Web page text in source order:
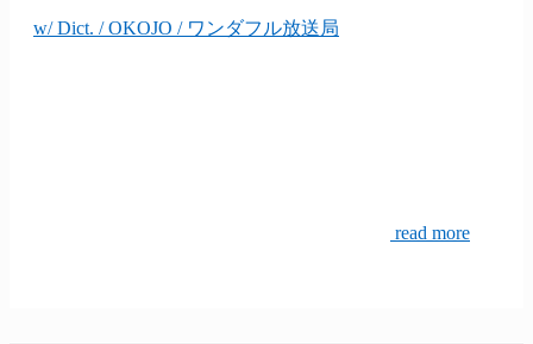
w/ Dict. / OKOJO / ワンダフル放送局
read more